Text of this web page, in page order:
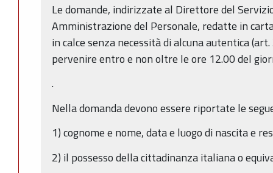
Le domande, indirizzate al Direttore del
Amministrazione del Personale, redatte in
in calce senza necessità di alcuna autentica
pervenire entro e non oltre le ore 12.00 del
.
Nella domanda devono essere riportate le
1) cognome e nome, data e luogo di nascita e
2) il possesso della cittadinanza italiana o